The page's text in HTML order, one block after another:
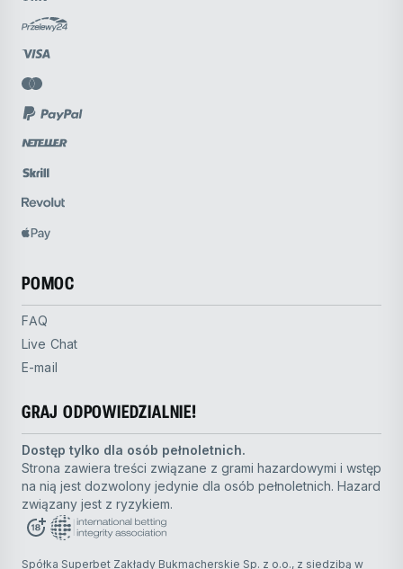
POMOC
FAQ
Live Chat
E-mail
GRAJ ODPOWIEDZIALNIE!
Dostęp tylko dla osób pełnoletnich.
Strona zawiera treści związane z grami hazardowymi i wstęp
na nią jest dozwolony jedynie dla osób pełnoletnich. Hazard
związany jest z ryzykiem.
Spółka Superbet Zakłady Bukmacherskie Sp. z o.o., z siedzibą w